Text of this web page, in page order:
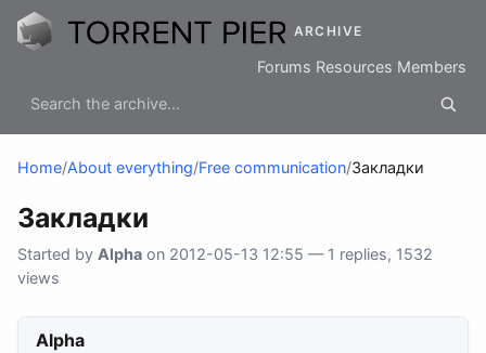
ARCHIVE
Forums Resources Members
Home/About everything/Free communication/Закладки
Закладки
Started by Alpha on 2012-05-13 12:55 — 1 replies, 1532
views
Alpha